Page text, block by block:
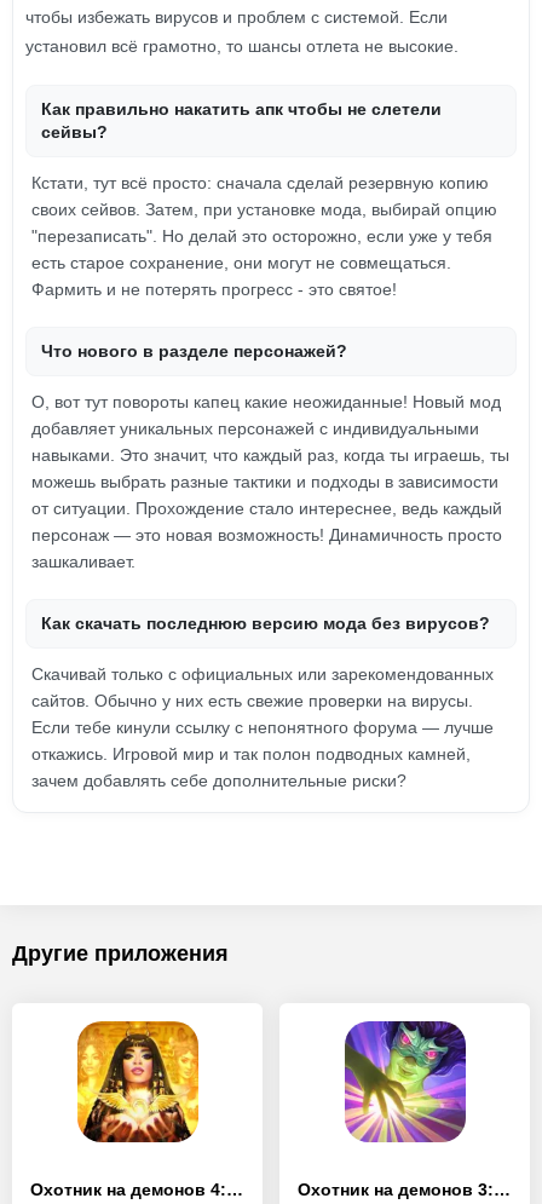
чтобы избежать вирусов и проблем с системой. Если
установил всё грамотно, то шансы отлета не высокие.
Как правильно накатить апк чтобы не слетели
сейвы?
Кстати, тут всё просто: сначала сделай резервную копию
своих сейвов. Затем, при установке мода, выбирай опцию
"перезаписать". Но делай это осторожно, если уже у тебя
есть старое сохранение, они могут не совмещаться.
Фармить и не потерять прогресс - это святое!
Что нового в разделе персонажей?
О, вот тут повороты капец какие неожиданные! Новый мод
добавляет уникальных персонажей с индивидуальными
навыками. Это значит, что каждый раз, когда ты играешь, ты
можешь выбрать разные тактики и подходы в зависимости
от ситуации. Прохождение стало интереснее, ведь каждый
персонаж — это новая возможность! Динамичность просто
зашкаливает.
Как скачать последнюю версию мода без вирусов?
Скачивай только с официальных или зарекомендованных
сайтов. Обычно у них есть свежие проверки на вирусы.
Если тебе кинули ссылку с непонятного форума — лучше
откажись. Игровой мир и так полон подводных камней,
зачем добавлять себе дополнительные риски?
Другие приложения
Охотник на демонов 4: Тайны Древнего Египта (Full) Охотник на демонов 3: Разоблачение (Full)